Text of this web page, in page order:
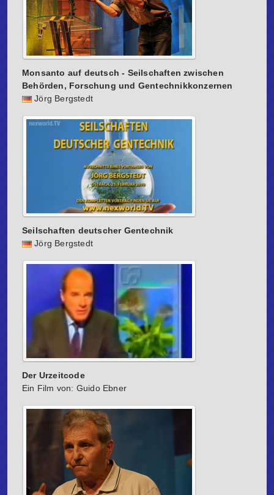
Monsanto auf deutsch - Seilschaften zwischen
Behörden, Forschung und Gentechnikkonzernen
Jörg Bergstedt
Seilschaften deutscher Gentechnik
Jörg Bergstedt
Der Urzeitcode
Ein Film von: Guido Ebner